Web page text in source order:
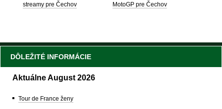
streamy pre Čechov
MotoGP pre Čechov
DÔLEŽITÉ INFORMÁCIE
Aktuálne August 2026
Tour de France ženy